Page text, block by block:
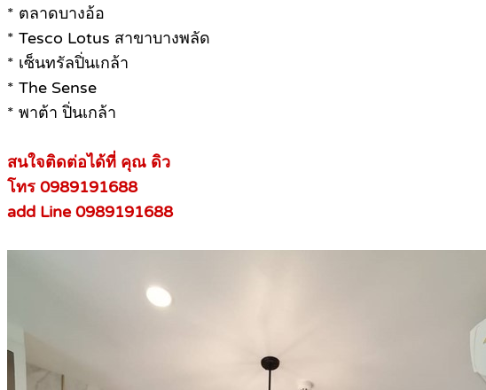
* ตลาดบางอ้อ
* Tesco Lotus สาขาบางพลัด
* เซ็นทรัลปิ่นเกล้า
* The Sense
* พาต้า ปิ่นเกล้า
สนใจติดต่อได้ที่ คุณ ดิว
โทร 0989191688
add Line 0989191688